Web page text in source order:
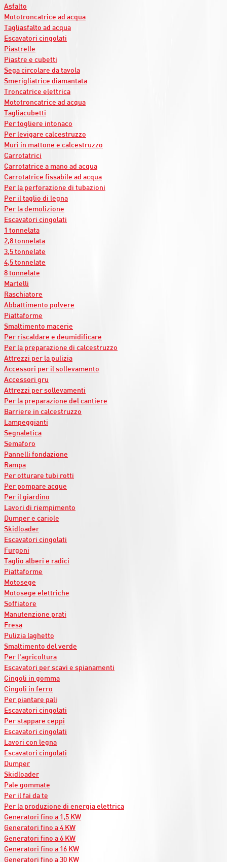
Asfalto
Mototroncatrice ad acqua
Tagliasfalto ad acqua
Escavatori cingolati
Piastrelle
Piastre e cubetti
Sega circolare da tavola
Smerigliatrice diamantata
Troncatrice elettrica
Mototroncatrice ad acqua
Tagliacubetti
Per togliere intonaco
Per levigare calcestruzzo
Muri in mattone e calcestruzzo
Carrotatrici
Carrotatrice a mano ad acqua
Carrotatrice fissabile ad acqua
Per la perforazione di tubazioni
Per il taglio di legna
Per la demolizione
Escavatori cingolati
1 tonnelata
2,8 tonnelata
3,5 tonnelate
4,5 tonnelate
8 tonnelate
Martelli
Raschiatore
Abbattimento polvere
Piattaforme
Smaltimento macerie
Per riscaldare e deumidificare
Per la preparazione di calcestruzzo
Attrezzi per la pulizia
Accessori per il sollevamento
Accessori gru
Attrezzi per sollevamenti
Per la preparazione del cantiere
Barriere in calcestruzzo
Lampeggianti
Segnaletica
Semaforo
Pannelli fondazione
Rampa
Per otturare tubi rotti
Per pompare acque
Per il giardino
Lavori di riempimento
Dumper e cariole
Skidloader
Escavatori cingolati
Furgoni
Taglio alberi e radici
Piattaforme
Motosege
Motosege elettriche
Soffiatore
Manutenzione prati
Fresa
Pulizia laghetto
Smaltimento del verde
Per l'agricoltura
Escavatori per scavi e spianamenti
Cingoli in gomma
Cingoli in ferro
Per piantare pali
Escavatori cingolati
Per stappare ceppi
Escavatori cingolati
Lavori con legna
Escavatori cingolati
Dumper
Skidloader
Pale gommate
Per il fai da te
Per la produzione di energia elettrica
Generatori fino a 1,5 KW
Generatori fino a 4 KW
Generatori fino a 6 KW
Generatori fino a 16 KW
Generatori fino a 30 KW